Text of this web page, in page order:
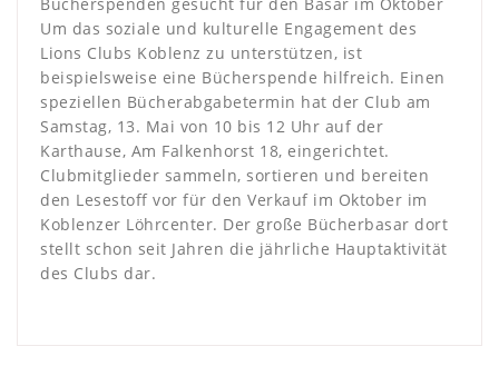
Um das soziale und kulturelle Engagement des
Lions Clubs Koblenz zu unterstützen, ist
beispielsweise eine Bücherspende hilfreich. Einen
speziellen Bücherabgabetermin hat der Club am
Samstag, 13. Mai von 10 bis 12 Uhr auf der
Karthause, Am Falkenhorst 18, eingerichtet.
Clubmitglieder sammeln, sortieren und bereiten
den Lesestoff vor für den Verkauf im Oktober im
Koblenzer Löhrcenter. Der große Bücherbasar dort
stellt schon seit Jahren die jährliche Hauptaktivität
des Clubs dar.